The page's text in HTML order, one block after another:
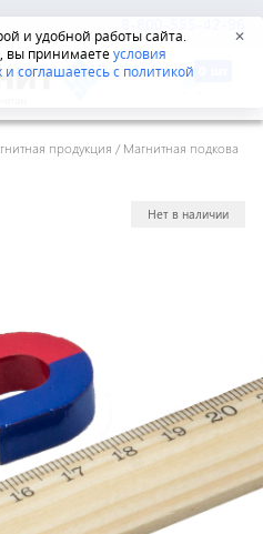
и удобной работы сайта.
вы принимаетеусловия
соглашаетесь с политикой
✕
8-800-555-42-96
продукция /Магнитная подкова
Нет в наличии